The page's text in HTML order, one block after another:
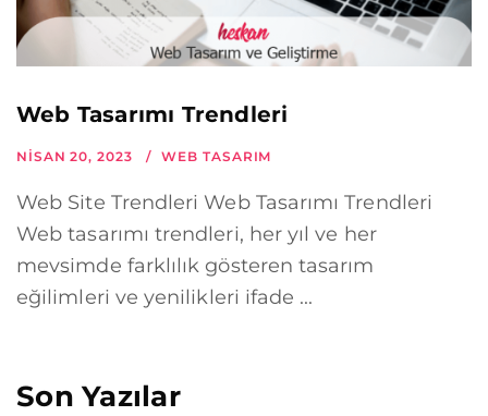
Web Tasarımı Trendleri
NISAN 20, 2023 WEB TASARIM
Web Site Trendleri Web Tasarımı Trendleri
Web tasarımı trendleri, her yıl ve her
mevsimde farklılık gösteren tasarım
eğilimleri ve yenilikleri ifade ...
Son Yazılar